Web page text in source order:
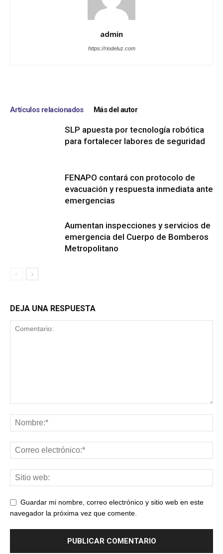
admin
https://riodeluz.com
Artículos relacionados Más del autor
SLP apuesta por tecnología robótica
para fortalecer labores de seguridad
FENAPO contará con protocolo de
evacuación y respuesta inmediata ante
emergencias
Aumentan inspecciones y servicios de
emergencia del Cuerpo de Bomberos
Metropolitano
DEJA UNA RESPUESTA
Guardar mi nombre, correo electrónico y sitio web en este
navegador la próxima vez que comente.